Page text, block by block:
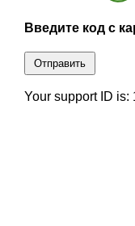
Введите код с
Отправить
Your support ID